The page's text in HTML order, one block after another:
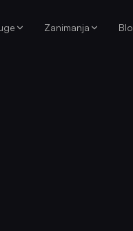
Zanimanja